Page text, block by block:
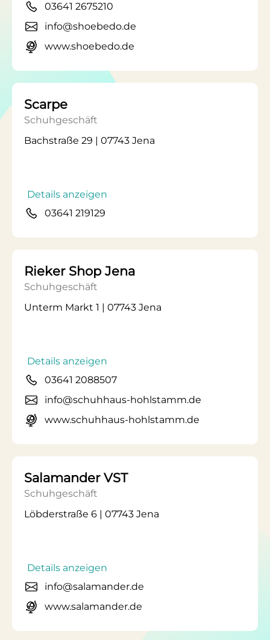
03641 2675210
info@shoebedo.de
www.shoebedo.de
Scarpe
Schuhgeschäft
Bachstraße 29 | 07743 Jena
Details anzeigen
03641 219129
Rieker Shop Jena
Schuhgeschäft
Unterm Markt 1 | 07743 Jena
Details anzeigen
03641 2088507
info@schuhhaus-hohlstamm.de
www.schuhhaus-hohlstamm.de
Salamander VST
Schuhgeschäft
Löbderstraße 6 | 07743 Jena
Details anzeigen
info@salamander.de
www.salamander.de